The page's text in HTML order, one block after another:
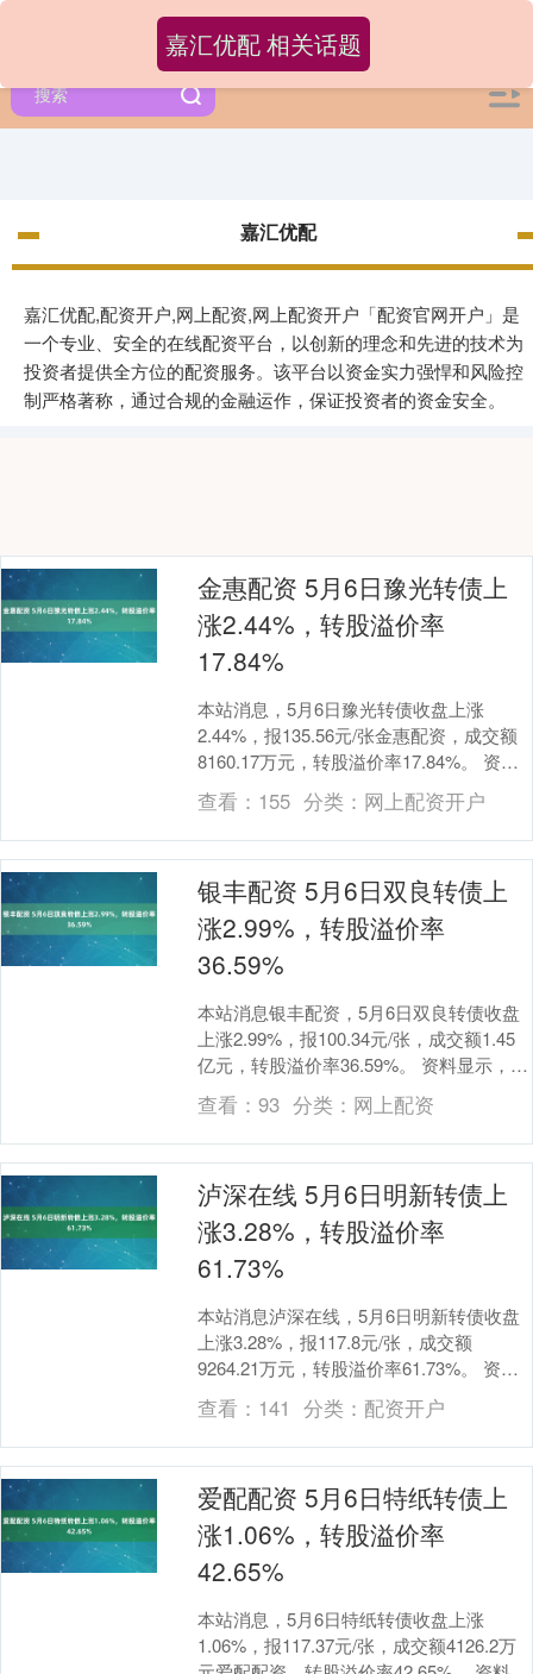
嘉汇优配
嘉汇优配,配资开户,网上配资,网上配资开户「配资官网开户」是
一个专业、安全的在线配资平台，以创新的理念和先进的技术为
投资者提供全方位的配资服务。该平台以资金实力强悍和风险控
制严格著称，通过合规的金融运作，保证投资者的资金安全。
嘉汇优配 相关话题
金惠配资 5月6日豫光转债上
涨2.44%，转股溢价率
17.84%
本站消息，5月6日豫光转债收盘上涨
2.44%，报135.56元/张金惠配资，成交额
8160.17万元，转股溢价率17.84%。 资料
显示，豫光转债信用级别为“A....
查看： 155 分类： 网上配资开户
银丰配资 5月6日双良转债上
涨2.99%，转股溢价率
36.59%
本站消息银丰配资，5月6日双良转债收盘
上涨2.99%，报100.34元/张，成交额1.45
亿元，转股溢价率36.59%。 资料显示，双
良转债信用级别为“AA”，....
查看：93 分类： 网上配资
泸深在线 5月6日明新转债上
涨3.28%，转股溢价率
61.73%
本站消息泸深在线，5月6日明新转债收盘
上涨3.28%，报117.8元/张，成交额
9264.21万元，转股溢价率61.73%。 资料
显示，明新转债信用级别为“AA....
查看： 141 分类： 配资开户
爱配配资 5月6日特纸转债上
涨1.06%，转股溢价率
42.65%
本站消息，5月6日特纸转债收盘上涨
1.06%，报117.37元/张，成交额4126.2万